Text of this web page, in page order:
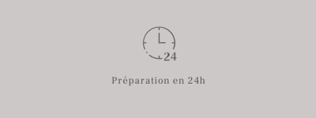
Préparation en 24h